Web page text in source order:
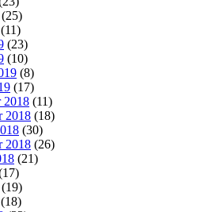
(25)
(11)
(23)
(10)
(8)
(17)
2018 (11)
2018 (18)
(30)
2018 (26)
(21)
(19)
(18)